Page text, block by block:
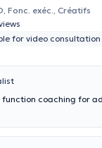
Fonc. exéc., Créatifs
for video consultation
function coaching for